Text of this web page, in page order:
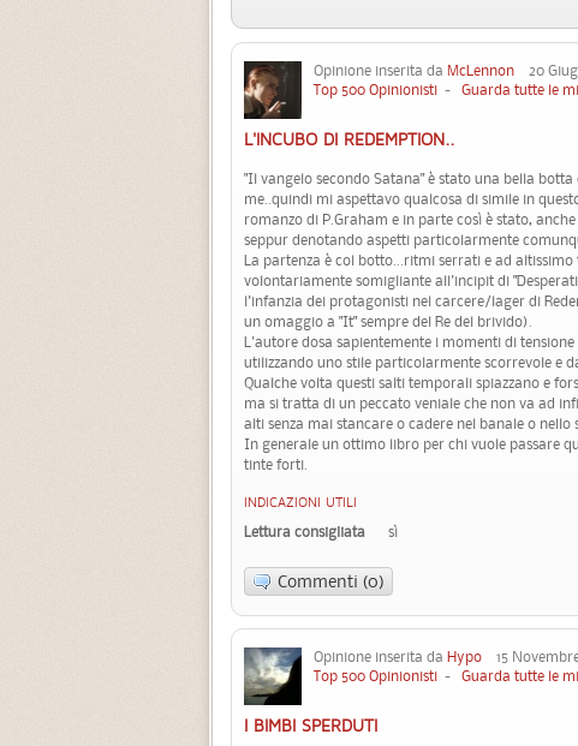
Opinione inserita da McLennon 20
Top 500 Opinionisti - Guarda tutte le
L'INCUBO DI REDEMPTION..
"Il vangelo secondo Satana" è stato una bella botta
me..quindi mi aspettavo qualcosa di simile in
romanzo di P.Graham e in parte così è stato,
seppur denotando aspetti particolarmente
La partenza è col botto...ritmi serrati e ad
volontariamente somigliante all'incipit di
l'infanzia dei protagonisti nel carcere/lager di
un omaggio a "It" sempre del Re del brivido).
L'autore dosa sapientemente i momenti di
utilizzando uno stile particolarmente scorrevole e
Qualche volta questi salti temporali spiazzano e
ma si tratta di un peccato veniale che non va ad
alti senza mai stancare o cadere nel banale o nello
In generale un ottimo libro per chi vuole passare
tinte forti.
INDICAZIONI UTILI
Lettura consigliata sì
Commenti (0)
Opinione inserita da Hypo 15
Top 500 Opinionisti - Guarda tutte le
I BIMBI SPERDUTI